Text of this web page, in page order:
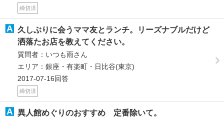
締切済
久しぶりに会うママ友とランチ。リーズナブルだけど
洒落たお店を教えてください。
質問者：いつも雨さん
エリア：銀座・有楽町・日比谷(東京)
2017-07-16回答
締切済
異人館めぐりのおすすめ 定番除いて。